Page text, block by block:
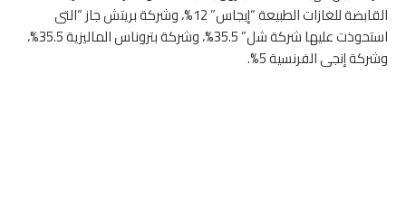
القابضة للغازات الطبيعة “إيجاس” 12%، وشركة بريتش جاز “التى
استحوذت عليها شركة شل” 35.5%، وشركة بتروناس الماليزية 35.5%،
وشركة إنجى الفرنسية 5%.